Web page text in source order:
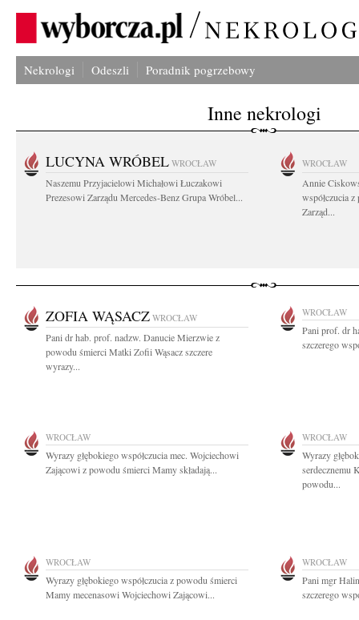
Nekrologi Odeszli Poradnik pogrzebowy
Inne nekrologi
LUCYNA WRÓBEL WROCŁAW
Naszemu Przyjacielowi Michałowi Łuczakowi
Prezesowi Zarządu Mercedes-Benz Grupa Wróbel...
WROCŁAW
Annie
współczucia
Zarząd...
ZOFIA WĄSACZ WROCŁAW
Pani dr hab. prof. nadzw. Danucie Mierzwie z
powodu śmierci Matki Zofii Wąsacz szczere
wyrazy...
WROCŁAW
Pani prof. dr
szczerego
WROCŁAW
Wyrazy głębokiego współczucia mec. Wojciechowi
Zającowi z powodu śmierci Mamy składają...
WROCŁAW
Wyrazy
serdecznemu
powodu...
WROCŁAW
Wyrazy głębokiego współczucia z powodu śmierci
Mamy mecenasowi Wojciechowi Zającowi...
WROCŁAW
Pani mgr
szczerego